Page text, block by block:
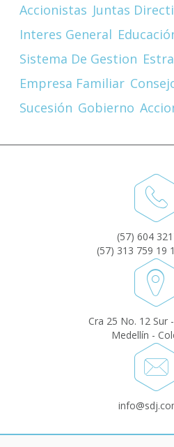
Accionistas Juntas
Interes General
Sistema De Gestion
Empresa Familiar
Sucesión Gobierno
(57) 604
(57) 313 759 19
Cra 25 No. 12 Sur
Medellín -